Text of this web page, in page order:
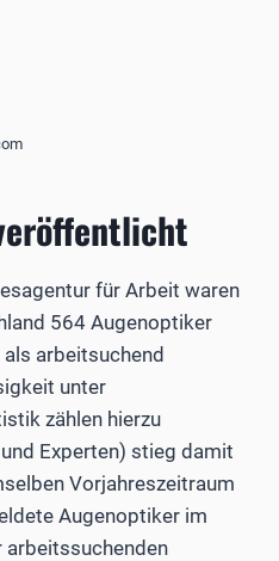
für Arbeit waren
564 Augenoptiker
arbeitsuchend
unter
zählen hierzu
Experten) stieg damit
Vorjahreszeitraum
Augenoptiker im
arbeitssuchenden